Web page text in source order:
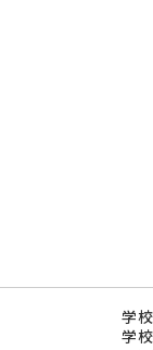
学
学